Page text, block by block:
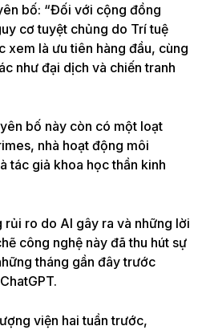
bố: “Đối với cộng đồng
cơ tuyệt chủng do Trí tuệ
xem là ưu tiên hàng đầu, cùng
như đại dịch và chiến tranh
bố này còn có một loạt
nhà hoạt động môi
tác giả khoa học thần kinh
rủi ro do AI gây ra và những lời
công nghệ này đã thu hút sự
tháng gần đây trước
viện hai tuần trước,